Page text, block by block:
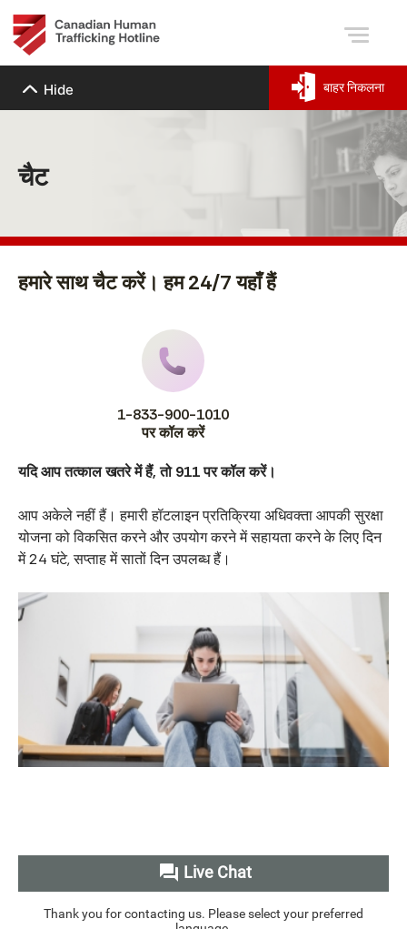
Hide बाहर निकलना
चैट
हमारे साथ चैट करें। हम 24/7 यहाँ हैं
1-833-900-1010
पर कॉल करें
यदि आप तत्काल खतरे में हैं, तो 911 पर कॉल करें।
आप अकेले नहीं हैं। हमारी हॉटलाइन प्रतिक्रिया अधिवक्ता आपकी सुरक्षा
योजना को विकसित करने और उपयोग करने में सहायता करने के लिए दिन
में 24 घंटे, सप्ताह में सातों दिन उपलब्ध हैं।